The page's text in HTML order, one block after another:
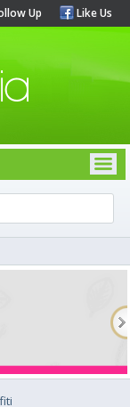
Up Like Us